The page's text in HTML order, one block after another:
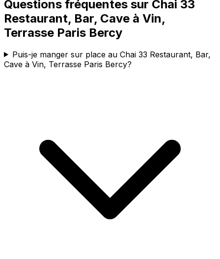
Questions fréquentes sur Chai 33
Restaurant, Bar, Cave à Vin,
Terrasse Paris Bercy
Puis-je manger sur place au Chai 33 Restaurant, Bar,
Cave à Vin, Terrasse Paris Bercy?